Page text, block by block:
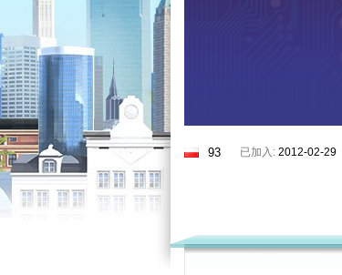
93 已加入: 2012-02-29